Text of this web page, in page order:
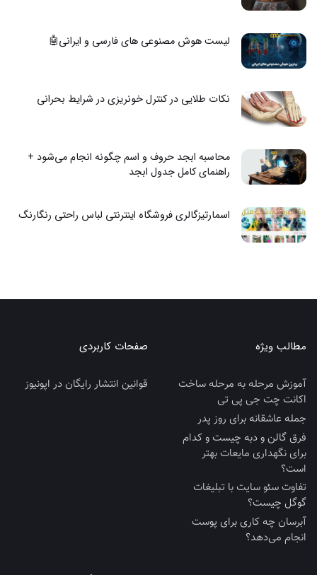
لیست هوش مصنوعی های فارسی و ایرانی🤖
نکات طلایی در کنترل خونریزی در شرایط بحرانی
محاسبه ابجد حروف و اسم چگونه انجام می‌شود +
راهنمای کامل جدول ابجد
اسمارتیزگالری فروشگاه اینترنتی لباس راحتی رنگارنگ
مطالب ویژه
آموزش مرحله به مرحله ساخت
اکانت چت جی پی تی
جمله عاشقانه برای روز پدر
فرق گالن و دبه چیست و کدام
برای نگهداری مایعات بهتر
است؟
تفاوت سئو سایت با تبلیغات
گوگل چیست؟
آبرسان چه کاری برای پوست
انجام می‌دهد؟
صفحات کاربردی
قوانین انتشار رایگان در اپونیوز